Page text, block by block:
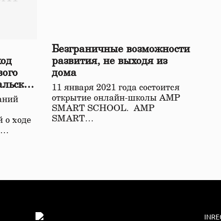
о ходе
Безграничные возможности
развития, не выходя из
дома
11 января 2021 года состоится
открытие онлайн-школы АМР
SMART SCHOOL. АМР
SMART…